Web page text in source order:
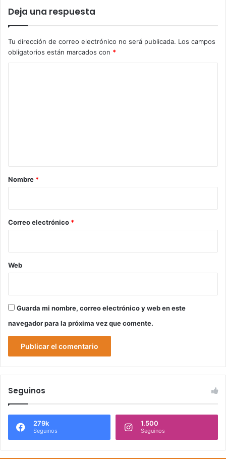
Deja una respuesta
Tu dirección de correo electrónico no será publicada. Los campos
obligatorios están marcados con *
r
*
Nombre *
Correo electrónico *
Web
Guarda mi nombre, correo electrónico y web en este
navegador para la próxima vez que comente.
Seguinos
279k
Seguinos
1.500
Seguinos